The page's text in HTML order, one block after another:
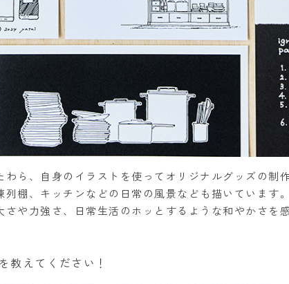
ら、自身のイラストを使ってオリジナルグッズの制
棚、キッチンなどの日常の風景なども描いています
や力強さ、日常生活のホッとするような和やかさを
えてください！